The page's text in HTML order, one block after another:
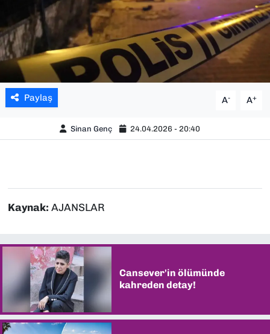
Paylaş A- A+
Sinan Genç 24.04.2026 - 20:40
Kaynak: AJANSLAR
Cansever'in ölümünde
kahreden detay!
TEKNOLOJİ
YAŞAM
YEREL YÖNETİMLER